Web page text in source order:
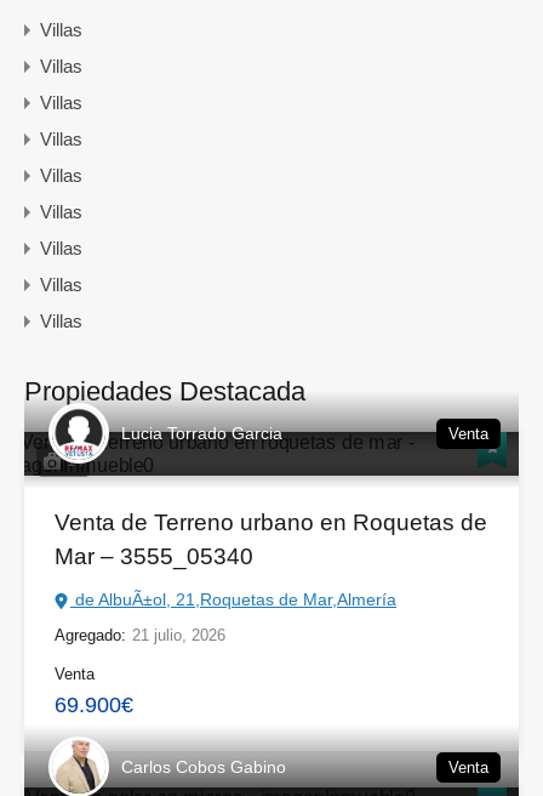
Villas
Villas
Villas
Villas
Villas
Villas
Villas
Villas
Villas
Propiedades Destacada
14
Lucia Torrado Garcia Venta
Venta de Terreno urbano en Roquetas de
Mar – 3555_05340
de AlbuÃ±ol, 21,Roquetas de Mar,Almería
Agregado: 21 julio, 2026
Venta
69.900€
Carlos Cobos Gabino Venta